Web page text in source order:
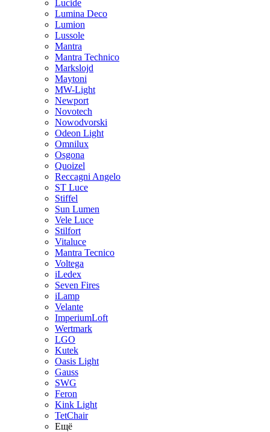
Lucide
Lumina Deco
Lumion
Lussole
Mantra
Mantra Technico
Markslojd
Maytoni
MW-Light
Newport
Novotech
Nowodvorski
Odeon Light
Omnilux
Osgona
Quoizel
Reccagni Angelo
ST Luce
Stiffel
Sun Lumen
Vele Luce
Stilfort
Vitaluce
Mantra Tecnico
Voltega
iLedex
Seven Fires
iLamp
Velante
ImperiumLoft
Wertmark
LGO
Kutek
Oasis Light
Gauss
SWG
Feron
Kink Light
TetСhair
Ещё